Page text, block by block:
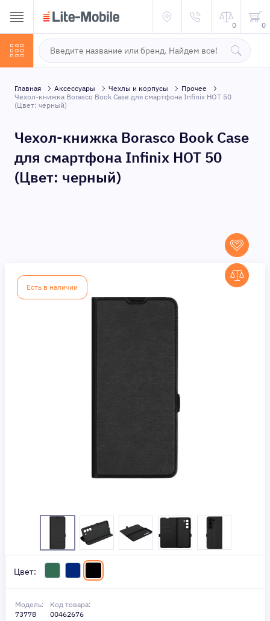
0 0
Главная Аксессуары Чехлы и корпусы
Прочее
Чехол-книжка Borasco Book Case для смартфона Infinix HOT 50
(Цвет: черный)
Чехол-книжка Borasco Book Case
для смартфона Infinix HOT 50
(Цвет: черный)
Есть в наличии
Цвет:
Модель:
73778
Код товара:
00462676